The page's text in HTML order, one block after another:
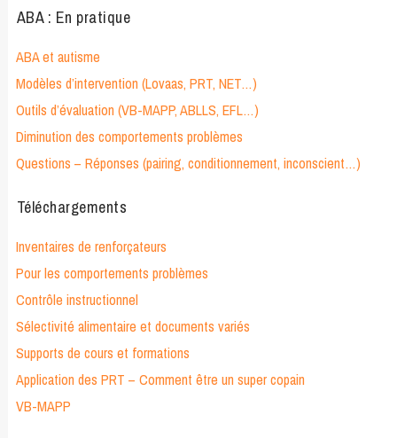
ABA : En pratique
ABA et autisme
Modèles d’intervention (Lovaas, PRT, NET…)
Outils d’évaluation (VB-MAPP, ABLLS, EFL…)
Diminution des comportements problèmes
Questions – Réponses (pairing, conditionnement, inconscient…)
Téléchargements
Inventaires de renforçateurs
Pour les comportements problèmes
Contrôle instructionnel
Sélectivité alimentaire et documents variés
Supports de cours et formations
Application des PRT – Comment être un super copain
VB-MAPP